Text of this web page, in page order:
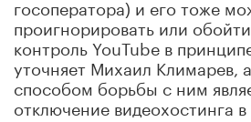
госоператора) и его тоже
проигнорировать или
контроль YouTube в
уточняет Михаил Климарев,
способом борьбы с ним
отключение видеохостинга